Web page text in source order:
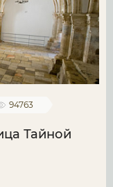
94763
Тайной